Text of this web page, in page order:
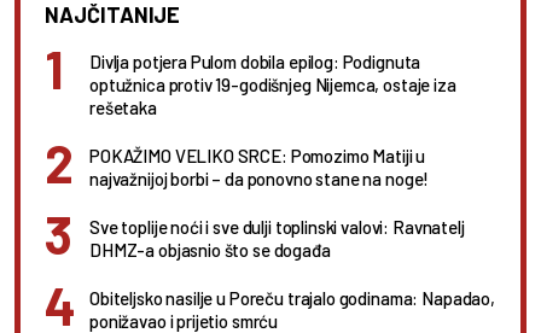
NAJČITANIJE
Divlja potjera Pulom dobila epilog: Podignuta
optužnica protiv 19-godišnjeg Nijemca, ostaje iza
rešetaka
POKAŽIMO VELIKO SRCE: Pomozimo Matiji u
najvažnijoj borbi – da ponovno stane na noge!
Sve toplije noći i sve dulji toplinski valovi: Ravnatelj
DHMZ-a objasnio što se događa
Obiteljsko nasilje u Poreču trajalo godinama: Napadao,
ponižavao i prijetio smrću